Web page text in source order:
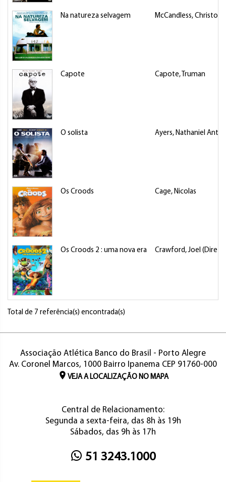
Na natureza selvagem McCandless,
Capote Capote, Truman
O solista Ayers, Nathaniel
Os Croods Cage, Nicolas
Os Croods 2 : uma nova era Crawford, Joel
Total de 7 referência(s) encontrada(s)
Associação Atlética Banco do Brasil - Porto Alegre
Av. Coronel Marcos, 1000 Bairro Ipanema CEP 91760-000
VEJA A LOCALIZAÇÃO NO MAPA
Central de Relacionamento:
Segunda a sexta-feira, das 8h às 19h
Sábados, das 9h às 17h
51 3243.1000